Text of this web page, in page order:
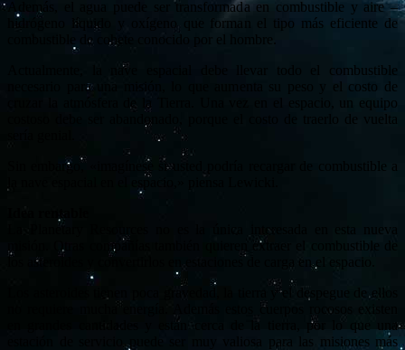
Además, el agua puede ser transformada en combustible y aire –
hidrógeno líquido y oxígeno que forman el tipo más eficiente de
combustible de cohete conocido por el hombre.
Actualmente, la nave espacial debe llevar todo el combustible
necesario para una misión, lo que aumenta su peso y el costo de
cruzar la atmósfera de la Tierra. Una vez en el espacio, un equipo
costoso debe ser abandonado, porque el costo de traerlo de vuelta
Sin embargo, «imagínese si usted podría recargar de combustible a
la nave espacial en el espacio,» piensa Lewicki.
Idea rentable
La Planetary Resources no es la única interesada en esta nueva
misión. Otras compañías también quieren extraer el combustible de
los asteroides y convertirlos en estaciones de carga en el espacio.
Los asteroides tienen poca gravedad, la tierra y el despegue de ellos
no requiere mucha energía. Además estos cuerpos rocosos existen
en grandes cantidades y están cerca de la tierra, por lo que una
estación de servicio puede ser muy valiosa para las misiones más